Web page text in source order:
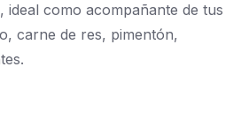
ideal como acompañante de tus
carne de res, pimentón,